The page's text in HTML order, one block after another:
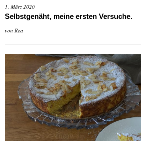
1. März 2020
Selbstgenäht, meine ersten Versuche.
von Rea